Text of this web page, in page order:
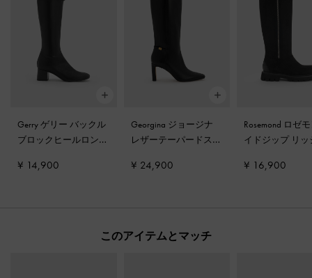
Gerry ゲリー バックル
ブロックヒールロング
¥ 14,900
Georgina ジョージナ
レザーテーパードスク
ルロングブーツ
¥ 24,900
Rosemond ロゼ
イドジップ リッ
ブラックテクス
¥ 16,900
このアイテムとマッチ